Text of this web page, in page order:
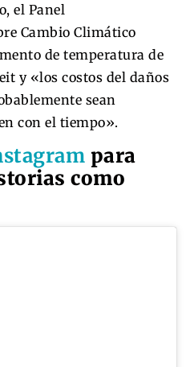
el Panel
Cambio Climático
de temperatura de
y «los costos del daños
sean
con el tiempo».
para
como